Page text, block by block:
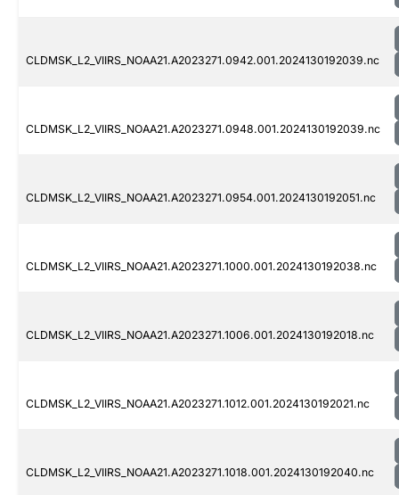
CLDMSK_L2_VIIRS_NOAA21.A2023271.0942.001.2024130192039.nc
CLDMSK_L2_VIIRS_NOAA21.A2023271.0948.001.2024130192039.nc
CLDMSK_L2_VIIRS_NOAA21.A2023271.0954.001.2024130192051.nc
CLDMSK_L2_VIIRS_NOAA21.A2023271.1000.001.2024130192038.nc
CLDMSK_L2_VIIRS_NOAA21.A2023271.1006.001.2024130192018.nc
CLDMSK_L2_VIIRS_NOAA21.A2023271.1012.001.2024130192021.nc
CLDMSK_L2_VIIRS_NOAA21.A2023271.1018.001.2024130192040.nc